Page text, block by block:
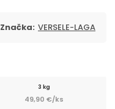
Značka: VERSELE-LAGA
3 kg
49,90 €/ks